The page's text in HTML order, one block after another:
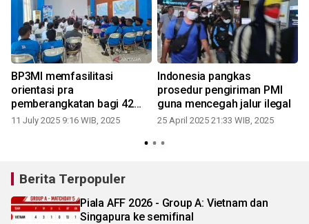
BP3MI memfasilitasi
orientasi pra
pemberangkatan bagi 42
CPMI NTT
11 July 2025 9:16 WIB, 2025
Indonesia pangkas
prosedur pengiriman PMI
guna mencegah jalur ilegal
25 April 2025 21:33 WIB, 2025
Berita Terpopuler
Piala AFF 2026 - Group A: Vietnam dan
Singapura ke semifinal